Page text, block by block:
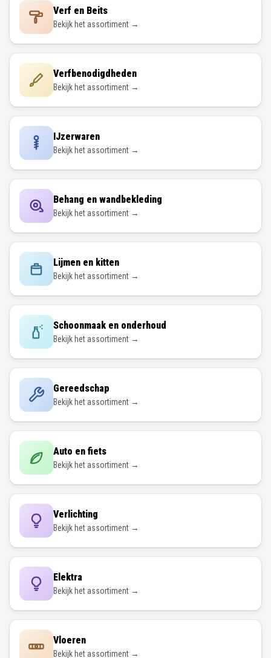
Verf en Beits
Bekijk het assortiment →
Verfbenodigdheden
Bekijk het assortiment →
IJzerwaren
Bekijk het assortiment →
Behang en wandbekleding
Bekijk het assortiment →
Lijmen en kitten
Bekijk het assortiment →
Schoonmaak en onderhoud
Bekijk het assortiment →
Gereedschap
Bekijk het assortiment →
Auto en fiets
Bekijk het assortiment →
Verlichting
Bekijk het assortiment →
Elektra
Bekijk het assortiment →
Vloeren
Bekijk het assortiment →